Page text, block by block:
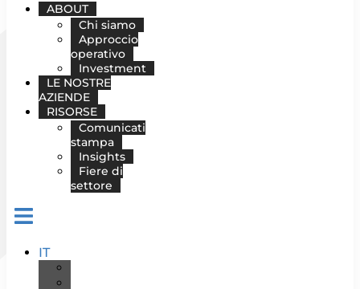
ABOUT
Chi siamo
Approccio
operativo
Investment
LE NOSTRE
AZIENDE
RISORSE
Comunicati
stampa
Insights
Fiere di
settore
IT